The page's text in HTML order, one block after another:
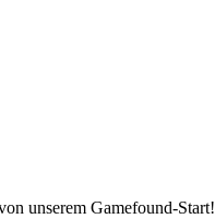
unserem Gamefound-Start!